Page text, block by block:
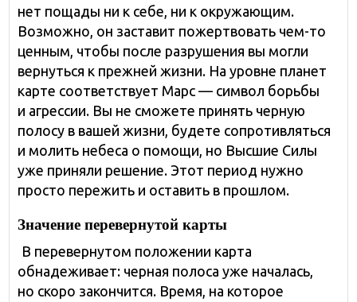
нет пощады ни к себе, ни к окружающим.
Возможно, он заставит пожертвовать чем-то
ценным, чтобы после разрушения вы могли
вернуться к прежней жизни. На уровне планет
карте соответствует Марс — символ борьбы
и агрессии. Вы не сможете принять черную
полосу в вашей жизни, будете сопротивляться
и молить небеса о помощи, но Высшие Силы
уже приняли решение. Этот период нужно
просто пережить и оставить в прошлом.
Значение перевернутой карты
В перевернутом положении карта
обнадеживает: черная полоса уже началась,
но скоро закончится. Время, на которое